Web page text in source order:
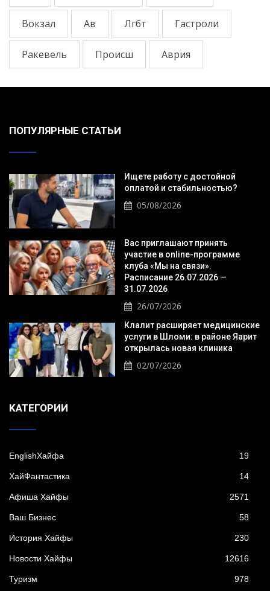
Вокзал Ав Лгбт Гастроли
Ракевель Происш Аврия
ПОПУЛЯРНЫЕ СТАТЬИ
Ищете работу с достойной
оплатой и стабильностью?
05/08/2026
Вас приглашают принять
участие в online-программе
клуба «Мы на связи».
Расписание 26.07.2026 —
31.07.2026
26/07/2026
Клалит расширяет медицинские
услуги в Шломи: в районе Яарит
открылась новая клиника
02/07/2026
KАТЕГОРИИ
EnglishХайфа 19
XайФантастика 14
Афиша Хайфы 2571
Ваш Бизнес 58
История Хайфы 230
Новости Хайфы 12616
Туризм 978